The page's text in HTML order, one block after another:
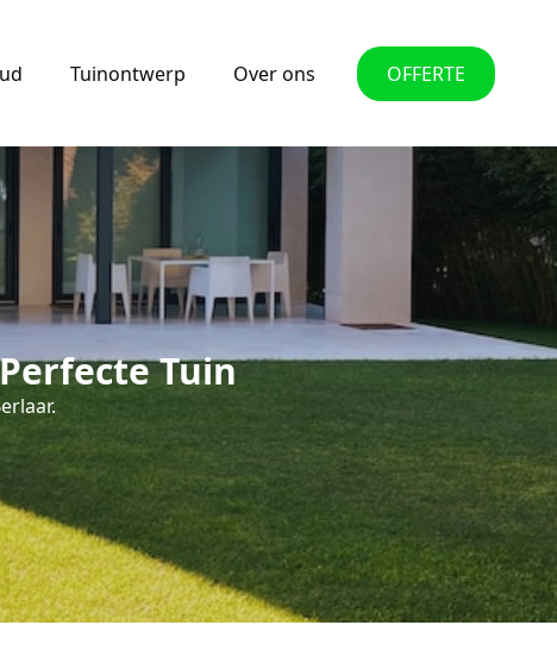
Tuinontwerp Over ons OFFERTE
Tuin